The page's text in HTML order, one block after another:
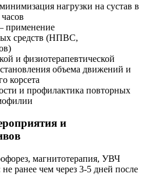
нагрузки на сустав в
применение
средств (НПВС,
и физиотерапевтической
объема движений и
корсета
и профилактика повторных
и
магнитотерапия, УВЧ
ранее чем через 3-5 дней после